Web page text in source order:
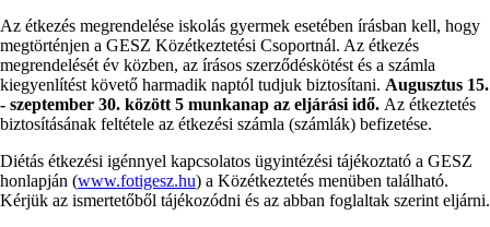
Az étkezés megrendelése iskolás gyermek esetében írásban kell, hogy
megtörténjen a GESZ Közétkeztetési Csoportnál. Az étkezés
megrendelését év közben, az írásos szerződéskötést és a számla
kiegyenlítést követő harmadik naptól tudjuk biztosítani. Augusztus 15.
- szeptember 30. között 5 munkanap az eljárási idő. Az étkeztetés
biztosításának feltétele az étkezési számla (számlák) befizetése.
Diétás étkezési igénnyel kapcsolatos ügyintézési tájékoztató a GESZ
honlapján (www.fotigesz.hu) a Közétkeztetés menüben található.
Kérjük az ismertetőből tájékozódni és az abban foglaltak szerint eljárni.